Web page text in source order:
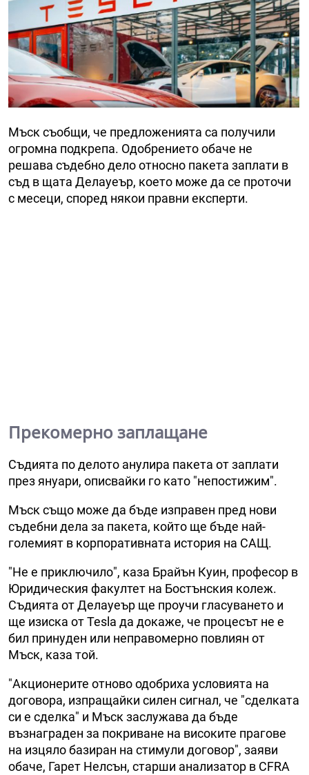
Мъск съобщи, че предложенията са получили
огромна подкрепа. Одобрението обаче не
решава съдебно дело относно пакета заплати в
съд в щата Делауеър, което може да се проточи
с месеци, според някои правни експерти.
Прекомерно заплащане
Съдията по делото анулира пакета от заплати
през януари, описвайки го като "непостижим".
Мъск също може да бъде изправен пред нови
съдебни дела за пакета, който ще бъде най-
големият в корпоративната история на САЩ.
"Не е приключило", каза Брайън Куин, професор в
Юридическия факултет на Бостънския колеж.
Съдията от Делауеър ще проучи гласуването и
ще изиска от Tesla да докаже, че процесът не е
бил принуден или неправомерно повлиян от
Мъск, каза той.
"Акционерите отново одобриха условията на
договора, изпращайки силен сигнал, че "сделката
си е сделка" и Мъск заслужава да бъде
възнаграден за покриване на високите прагове
на изцяло базиран на стимули договор", заяви
обаче, Гарет Нелсън, старши анализатор в CFRA